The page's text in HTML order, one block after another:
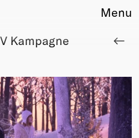
Menu
Kampagne